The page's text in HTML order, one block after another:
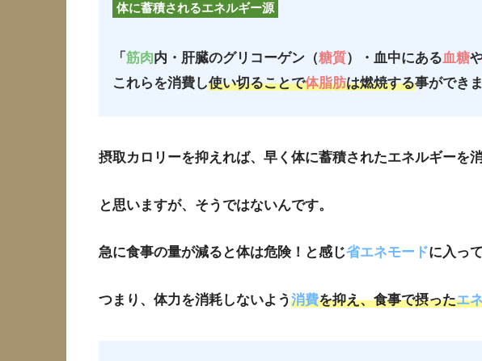
体に蓄積されるエネルギー源
「筋肉内・肝臓のグリコーゲン（糖質）・血中にある血糖
これらを消費し使い切ることで体脂肪は燃焼する事ができ
摂取カロリーを抑えれば、早く体に蓄積されたエネルギーを
と思いますが、そうではないんです。
急に食事の量が減ると体は危険！と感じ省エネモードに入っ
つまり、体力を消耗しないよう消費を抑え、食事で摂ったエ